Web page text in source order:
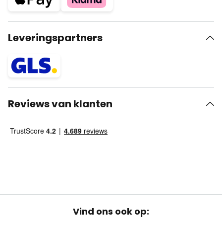
Leveringspartners
Reviews van klanten
Vind ons ook op: